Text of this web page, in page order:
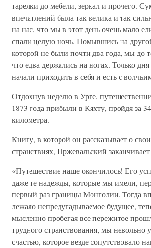
тарелки до мебели, зеркал и прочего.
впечатлений была так велика и так
на нас, что мы в этот день очень мало
спали целую ночь. Помывшись на
которой не были почти два года, мы до
что едва держались на ногах. Только
начали приходить в себя и есть с
Отдохнув неделю в Урге,
1873 года прибыли в Кяхту, пройдя за
километра.
Книгу, в которой он рассказывает о
странствиях, Пржевальский
«Путешествие наше окончилось! Его
даже те надежды, которые мы имели,
первый раз границы Монголии. Тогда
лежало непредугадываемое будущее,
мысленно пробегая все пережитое
трудного странствования, мы невольно
счастью, которое везде сопутствовало